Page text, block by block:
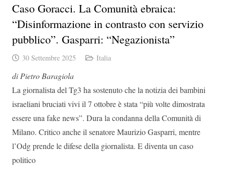
Caso Goracci. La Comunità ebraica:
“Disinformazione in contrasto con servizio
pubblico”. Gasparri: “Negazionista”
30 Settembre 2025 Italia
di Pietro Baragiola
La giornalista del Tg3 ha sostenuto che la notizia dei bambini
israeliani bruciati vivi il 7 ottobre è stata “più volte dimostrata
essere una fake news”. Dura la condanna della Comunità di
Milano. Critico anche il senatore Maurizio Gasparri, mentre
l’Odg prende le difese della giornalista. E diventa un caso
politico